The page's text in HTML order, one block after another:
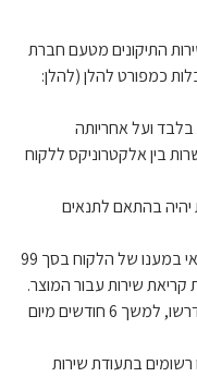
התיקונים מטעם חברת
כמפורט להלן (להלן:
בלבד ועל אחריותה
בין אלקטרוניקס ללקוח
יהיה בהתאם לתנאים
א. השתתפות הלקוח בעלות כל ביקור טכנאי במענו של הלקוח בסך 99
שירות עבור המוצר.
תשלום זה יהיה תקף לכל הביקורים , ככל שידרשו, למשך 6 חודשים מיום
בתעודת שירות